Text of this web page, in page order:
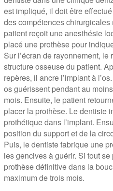
est impliqué, il doit être
des compétences chirurgicales
patient reçoit une anesthésie
placé une prothèse pour
Sur l’écran de rayonnement,
structure osseuse du patient.
repères, il ancre l’implant à
os guérissent pendant au
mois. Ensuite, le patient
placer la prothèse. Le dentiste
prothétique dans l’implant.
position du support et de la
Puis, le dentiste fabrique une
les gencives à guérir. Si tout
prothèse définitive dans la
maximum de trois mois.